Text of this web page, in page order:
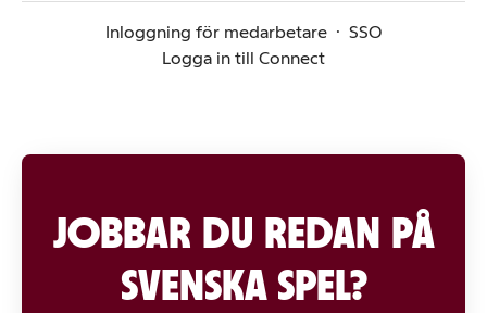
Inloggning för medarbetare · SSO
Logga in till Connect
JOBBAR DU REDAN PÅ
SVENSKA SPEL?